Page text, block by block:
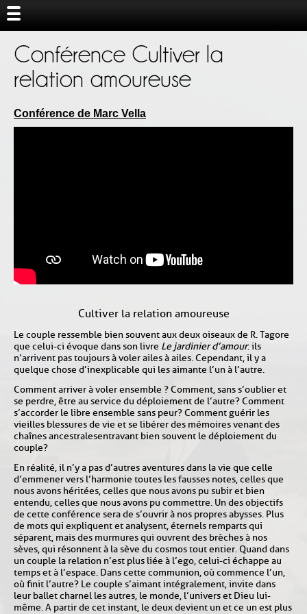
Conférence Cultiver la
relation amoureuse
Conférence de Marc Vella
Cultiver la relation amoureuse
Le couple ressemble bien souvent aux deux oiseaux de R. Tagore
que celui-ci évoque dans son livre Le jardinier d’amour: ils
n’arrivent pas toujours à voler ailes à ailes. Cependant, il y a
quelque chose d’inexplicable qui les aimante l’un à l’autre.
Comment arriver à voler ensemble ? Comment, sans s’oublier et
se perdre, être au service du déploiement de l’autre ? Comment
s’accorder le libre ensemble sans peur ? Comment guérir les
vieilles blessures de vie et se libérer des mémoires venant des
chaînes ancestrales entravant bien souvent le déploiement du
couple ?
En réalité, il n’y a pas d’autres aventures dans la vie que celle
d’emmener vers l’harmonie toutes les fausses notes, celles que
nous avons héritées, celles que nous avons pu subir et bien
entendu, celles que nous avons pu commettre. Un des objectifs
de cette conférence sera de s’ouvrir à nos propres abysses. Plus
de mots qui expliquent et analysent, éternels remparts qui
séparent, mais des murmures qui ouvrent des brèches à nos
sèves, qui résonnent à la sève du cosmos tout entier. Quand dans
un couple la relation n’est plus liée à l’ego, celui-ci échappe au
temps et à l’espace. Dans cette communion, où commence l’un,
où finit l’autre ? Le couple s’aimant intégralement, invite dans
leur ballet charnel les autres, le monde, l’univers et Dieu lui-
même. A partir de cet instant, le deux devient un et ce un est plus